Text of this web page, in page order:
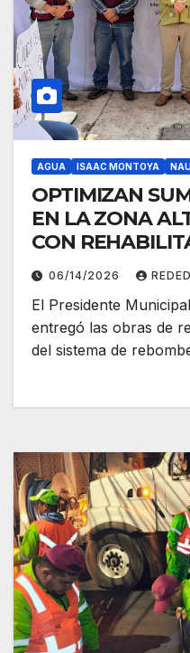
AGUA ISAAC MONTOYA
OPTIMIZAN
EN LA ZONA
CON
LOS REMEDIOS
06/14/2026
El Presidente
entregó las obras de
del sistema de